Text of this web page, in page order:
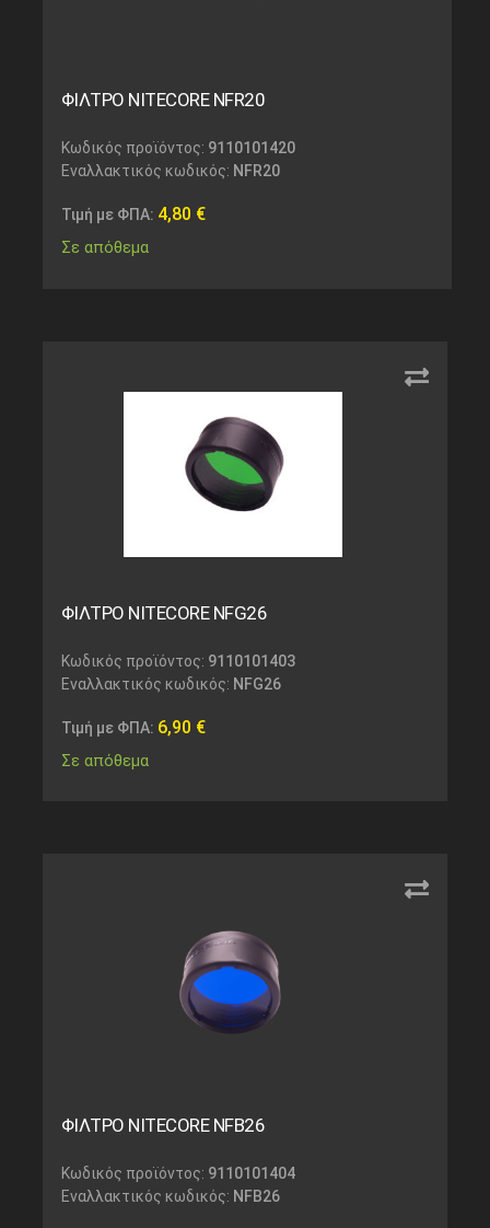
ΦΙΛΤΡΟ NITECORE NFR20
Κωδικός προϊόντος: 9110101420
Εναλλακτικός κωδικός: NFR20
Τιμή με ΦΠΑ: 4,80 €
Σε απόθεμα
ΦΙΛΤΡΟ NITECORE NFG26
Κωδικός προϊόντος: 9110101403
Εναλλακτικός κωδικός: NFG26
Τιμή με ΦΠΑ: 6,90 €
Σε απόθεμα
ΦΙΛΤΡΟ NITECORE NFB26
Κωδικός προϊόντος: 9110101404
Εναλλακτικός κωδικός: NFB26